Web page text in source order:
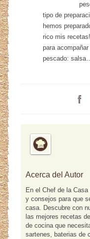
tipo de
hemos
rico mis
para
pescado:
Acerca del Autor
En el Chef de la
y consejos para que
casa. Descubre con
las mejores recetas
de cocina que
sartenes, baterias de